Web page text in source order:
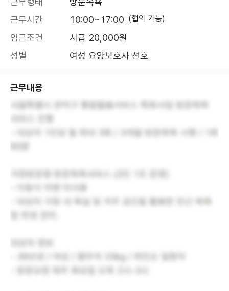
근무시간
10:00~17:00 (협의 가능)
임금조건
시급 20,000원
성별
여성 요양보호사 선호
근무내용
서울특별시 관악구 통합돌봄서비스 특화사업 방문목욕
- 대상자 가정 내 욕실 및 거주 공간을 활용한 전신 목욕
- 39년생 / 여성 / 몸무게 33kg / 파킨슨 질환자